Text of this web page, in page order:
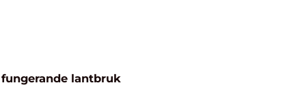
i ett fungerande lantbruk